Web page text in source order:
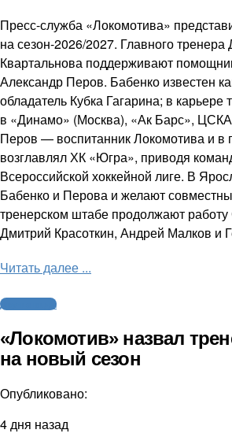
Пресс-служба «Локомотива»
на сезон-2026/2027. Главного тренера
Квартальнова поддерживают
Александр Перов. Бабенко известен
обладатель Кубка Гагарина; в карьере
в «Динамо» (Москва), «Ак Барс»,
Перов — воспитанник Локомотива и в
возглавлял ХК «Югра», приводя
Всероссийской хоккейной лиге. В
Бабенко и Перова и желают
тренерском штабе продолжают работу
Дмитрий Красоткин, Андрей Малков и
Читать далее ...
Другие виды
«Локомотив» назвал
на новый сезон
Опубликовано:
4 дня назад